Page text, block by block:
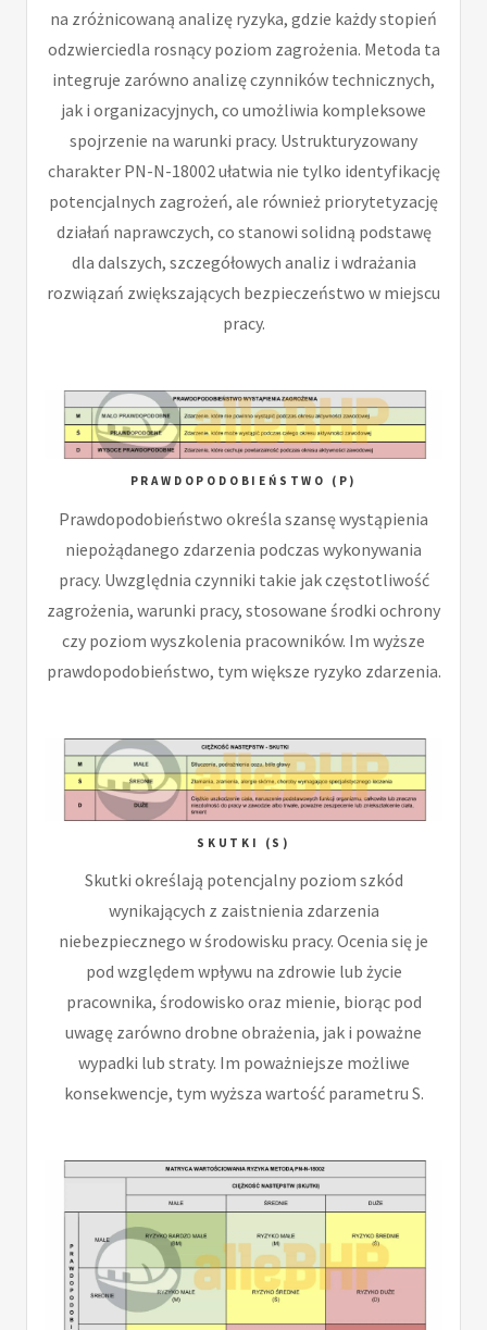
na zróżnicowaną analizę ryzyka, gdzie każdy stopień
odzwierciedla rosnący poziom zagrożenia. Metoda ta
integruje zarówno analizę czynników technicznych,
jak i organizacyjnych, co umożliwia kompleksowe
spojrzenie na warunki pracy. Ustrukturyzowany
charakter PN-N-18002 ułatwia nie tylko identyfikację
potencjalnych zagrożeń, ale również priorytetyzację
działań naprawczych, co stanowi solidną podstawę
dla dalszych, szczegółowych analiz i wdrażania
rozwiązań zwiększających bezpieczeństwo w miejscu
pracy.
PRAWDOPODOBIEŃSTWO (P)
Prawdopodobieństwo określa szansę wystąpienia
niepożądanego zdarzenia podczas wykonywania
pracy. Uwzględnia czynniki takie jak częstotliwość
zagrożenia, warunki pracy, stosowane środki ochrony
czy poziom wyszkolenia pracowników. Im wyższe
prawdopodobieństwo, tym większe ryzyko zdarzenia.
SKUTKI (S)
Skutki określają potencjalny poziom szkód
wynikających z zaistnienia zdarzenia
niebezpiecznego w środowisku pracy. Ocenia się je
pod względem wpływu na zdrowie lub życie
pracownika, środowisko oraz mienie, biorąc pod
uwagę zarówno drobne obrażenia, jak i poważne
wypadki lub straty. Im poważniejsze możliwe
konsekwencje, tym wyższa wartość parametru S.